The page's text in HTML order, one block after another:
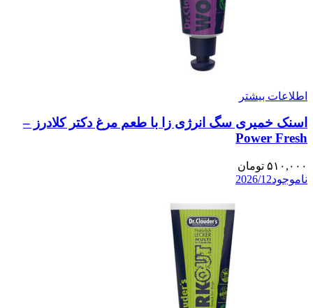
اطلاعات بیشتر
اسنک خمیری سگ انرژی زا با طعم مرغ دکتر کلادرز –
Power Fresh
۵۱۰,۰۰۰ تومان
ناموجود2026/12